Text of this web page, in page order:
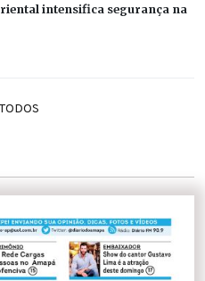
intensifica segurança na